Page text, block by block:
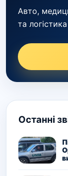
Авто,
та
Останні